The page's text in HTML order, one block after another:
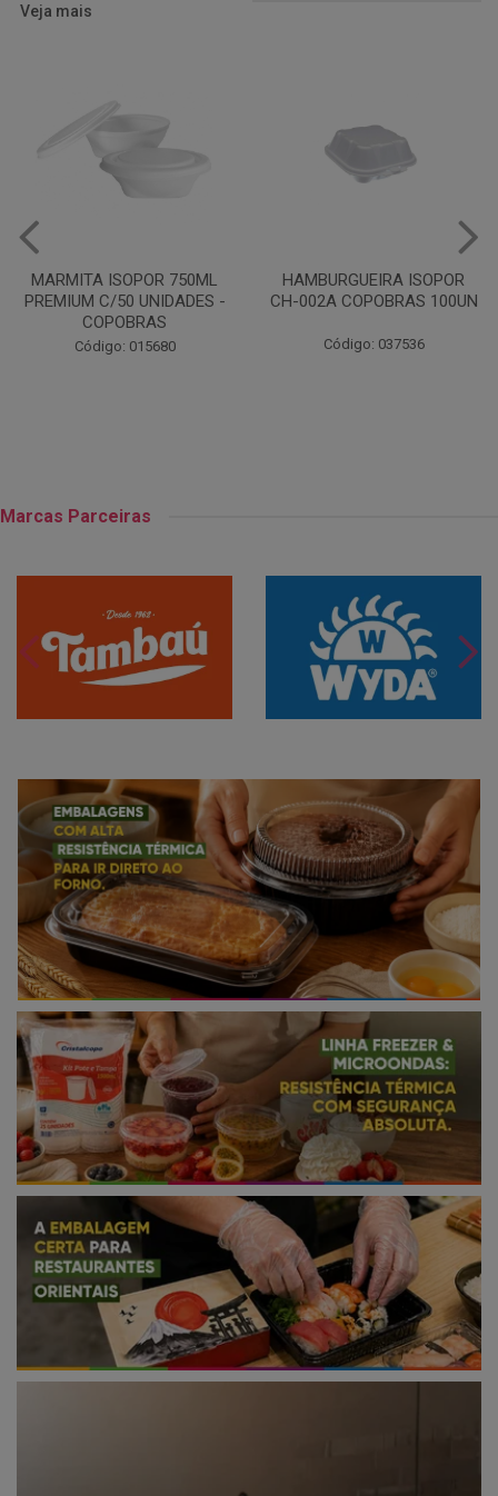
Veja mais
HAMBURGUEIRA ISOPOR
CH-002A COPOBRAS 100UN
Código: 037536
CAIXA PARDA PIZZA N30
OITAVADA BALUARTE C/10
Código: 001124
Marcas Parceiras